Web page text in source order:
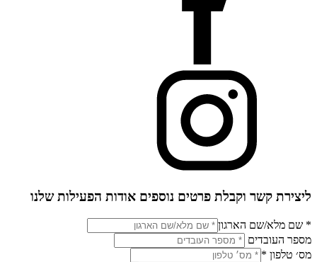
ליצירת קשר וקבלת פרטים נוספים אודות הפעילות שלנו
* שם מלא/שם הארגון
מספר העובדים
מס׳ טלפון *